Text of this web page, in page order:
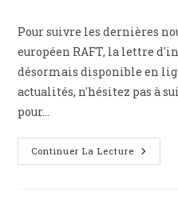
Pour suivre les dernières
européen RAFT, la lettre
désormais disponible en
actualités, n'hésitez pas à
pour…
Continuer La Lecture Projet